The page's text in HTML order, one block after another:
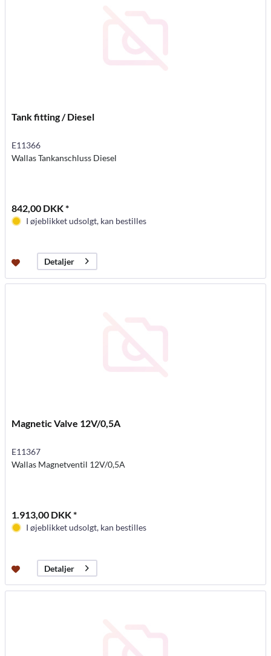
Tank fitting / Diesel
E11366
Wallas Tankanschluss Diesel
842,00 DKK *
I øjeblikket udsolgt, kan bestilles
Detaljer
Magnetic Valve 12V/0,5A
E11367
Wallas Magnetventil 12V/0,5A
1.913,00 DKK *
I øjeblikket udsolgt, kan bestilles
Detaljer